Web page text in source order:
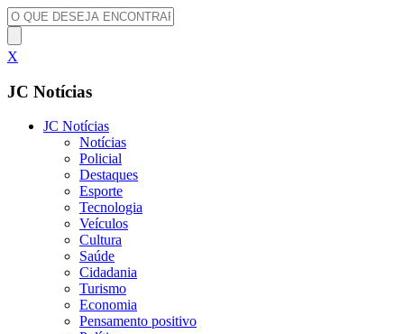
X
JC Notícias
JC Notícias
Notícias
Policial
Destaques
Esporte
Tecnologia
Veículos
Cultura
Saúde
Cidadania
Turismo
Economia
Pensamento positivo